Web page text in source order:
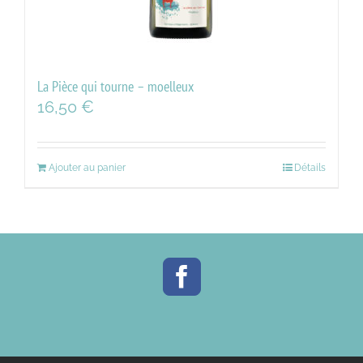
La Pièce qui tourne – moelleux
16,50 €
Ajouter au panier Détails